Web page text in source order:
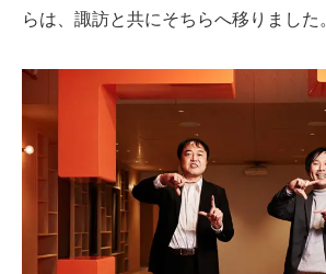
らは、諏訪と共にそちらへ移りました。